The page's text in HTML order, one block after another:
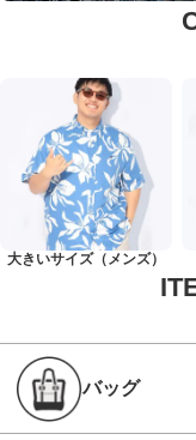
大きいサイズ（メンズ）
バッグ